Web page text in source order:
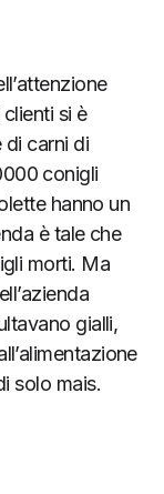
si è
di carni di
conigli
hanno un
è tale che
morti. Ma
gialli,
solo mais.